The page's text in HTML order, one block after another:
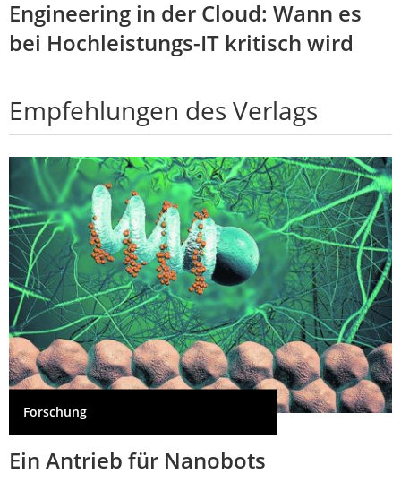
Engineering in der Cloud: Wann es
bei Hochleistungs-IT kritisch wird
Empfehlungen des Verlags
Forschung
Ein Antrieb für Nanobots